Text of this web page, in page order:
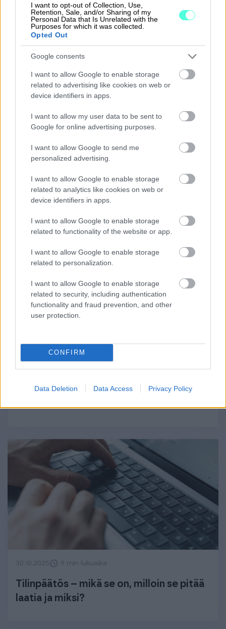
I want to opt-out of Collection, Use,
Retention, Sale, and/or Sharing of my
Personal Data that Is Unrelated with the
Purposes for which it was collected.
Opted Out
Google consents
I want to allow Google to enable storage
related to advertising like cookies on web or
device identifiers in apps.
I want to allow my user data to be sent to
Google for online advertising purposes.
I want to allow Google to send me
personalized advertising.
I want to allow Google to enable storage
related to analytics like cookies on web or
device identifiers in apps.
I want to allow Google to enable storage
related to functionality of the website or app.
I want to allow Google to enable storage
related to personalization.
I want to allow Google to enable storage
related to security, including authentication
functionality and fraud prevention, and other
user protection.
CONFIRM
Data Deletion Data Access Privacy Policy
11.2.2026 6 min lukuaika
Lahjavero yrityksen
sukupolvenvaihdoksessa – mitä
3 min lukuaika
mitä yritysten ja kirjanpitäjien on hyvä
30.10.2025 9 min lukuaika
Tilinpäätös – mikä se on, milloin se pitää
laatia ja miksi?